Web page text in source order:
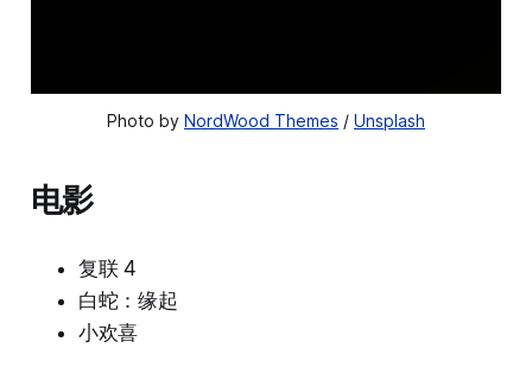
Photo by NordWood Themes / Unsplash
电影
复联 4
白蛇：缘起
小欢喜